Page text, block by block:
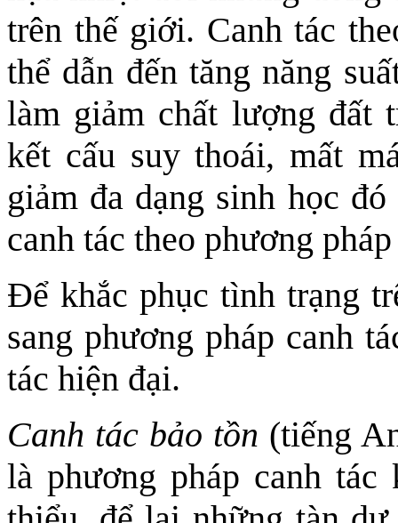
trên thế giới. Canh tác
thể dẫn đến tăng năng
làm giảm chất lượng đất
kết cấu suy thoái, mất
giảm đa dạng sinh học
canh tác theo phương
Để khắc phục tình trạng
sang phương pháp canh
tác hiện đại.
Canh tác bảo tồn (tiếng
là phương pháp canh